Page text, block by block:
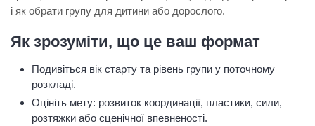
і як обрати групу для дитини або дорослого.
Як зрозуміти, що це ваш формат
Подивіться вік старту та рівень групи у поточному
розкладі.
Оцініть мету: розвиток координації, пластики, сили,
розтяжки або сценічної впевненості.